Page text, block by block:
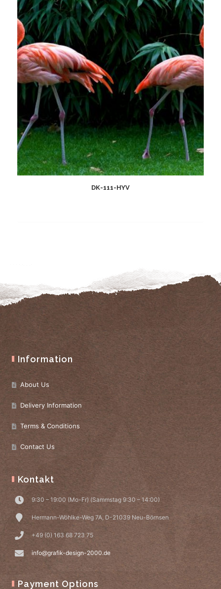
DK-111-HYV
Information
About Us
Delivery Information
Terms & Conditions
Contact Us
Kontakt
9:30 – 19:00 (Mo-Fr) (Sammstag 9:30 – 14:00)
Hermann-Wöhlke-Weg 7A, D-21039 Neu-Börnsen
+49 (0) 163 68 723 75
info@grafik-design-2000.de
Payment Options